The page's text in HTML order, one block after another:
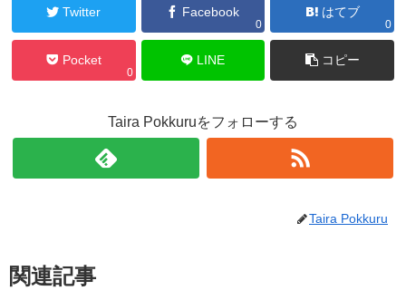
Twitter Facebook
0
はてブ
0
Pocket
0
LINE コピー
Taira Pokkuruをフォローする
Taira Pokkuru
関連記事